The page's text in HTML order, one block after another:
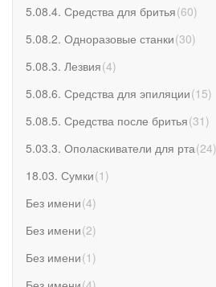
5.08.4. Средства для бритья(60)
5.08.2. Одноразовые станки(30)
5.08.3. Лезвия(4)
5.08.6. Средства для эпиляции(15)
5.08.5. Средства после бритья(31 )
5.03.3. Ополаскиватели для рта(24)
18.03. Сумки(1 )
Без имени(4)
Без имени(2)
Без имени(1 )